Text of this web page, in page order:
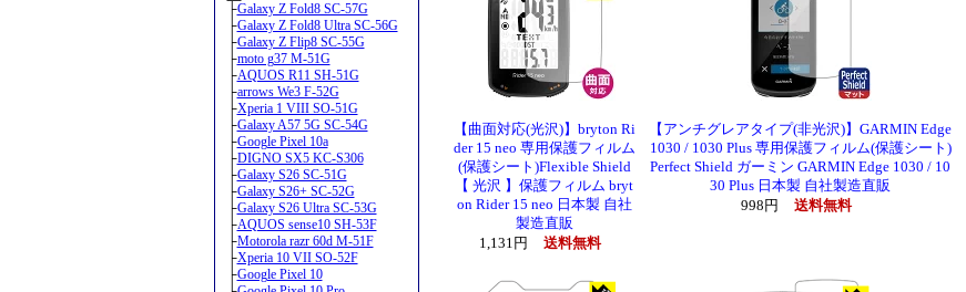
├Galaxy Z Fold8 SC-57G
├Galaxy Z Fold8 Ultra SC-56G
├Galaxy Z Flip8 SC-55G
├moto g37 M-51G
├AQUOS R11 SH-51G
├arrows We3 F-52G
├Xperia 1 VIII SO-51G
├Galaxy A57 5G SC-54G
├Google Pixel 10a
├DIGNO SX5 KC-S306
├Galaxy S26 SC-51G
├Galaxy S26+ SC-52G
├Galaxy S26 Ultra SC-53G
├AQUOS sense10 SH-53F
├Motorola razr 60d M-51F
├Xperia 10 VII SO-52F
├Google Pixel 10
【曲面対応(光沢)】bryton Ri
der 15 neo 専用保護フィルム
(保護シート)Flexible Shield
【 光沢 】保護フィルム bryt
on Rider 15 neo 日本製 自社
製造直販
1,131円
送料無料
【アンチグレアタイプ(非光沢)】GARMIN Edge
1030 / 1030 Plus 専用保護フィルム(保護シート)
Perfect Shield ガーミン GARMIN Edge 1030 / 10
30 Plus 日本製 自社製造直販
998円
送料無料